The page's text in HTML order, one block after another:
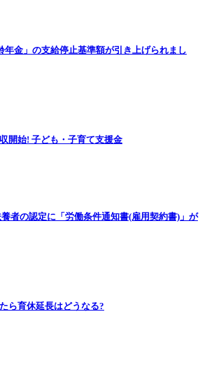
年金」の支給停止基準額が引き上げられまし
開始! 子ども・子育て支援金
養者の認定に「労働条件通知書(雇用契約書)」が
ら育休延長はどうなる?